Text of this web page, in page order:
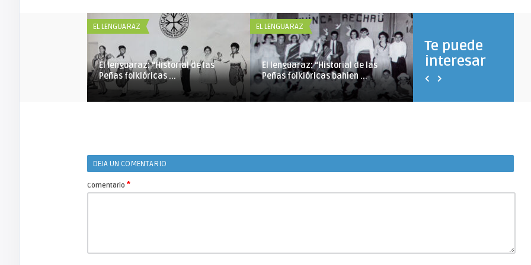
Te puede
interesar
EL LENGUARAZ
El lenguaraz: “Historial de las
Peñas folklóricas ...
EL LENGUARAZ
El lenguaraz: “Historial de las
Peñas folklóricas bahien ...
El Lenguaraz: “Historial de
Peñas folklóricas ...
DEJA UN COMENTARIO
Comentario *